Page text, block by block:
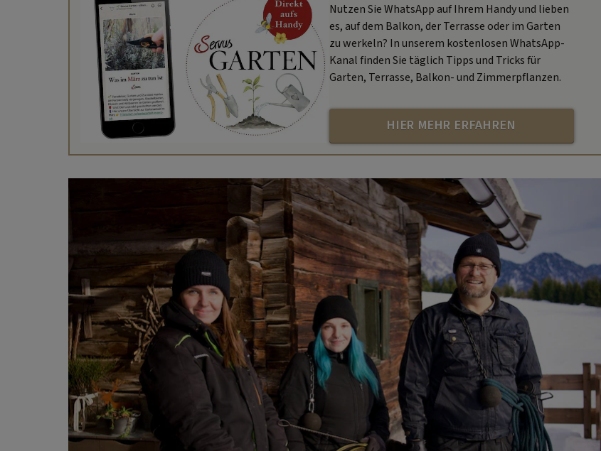
Nutzen Sie WhatsApp auf Ihrem Handy und lieben
es, auf dem Balkon, der Terrasse oder im Garten
zu werkeln? In unserem kostenlosen WhatsApp-
Kanal finden Sie täglich Tipps und Tricks für
Garten, Terrasse, Balkon- und Zimmerpflanzen.
HIER MEHR ERFAHREN